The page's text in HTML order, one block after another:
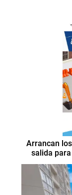
Arrancan
salida